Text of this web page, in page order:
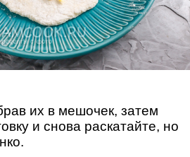
их в мешочек, затем
и снова раскатайте, но